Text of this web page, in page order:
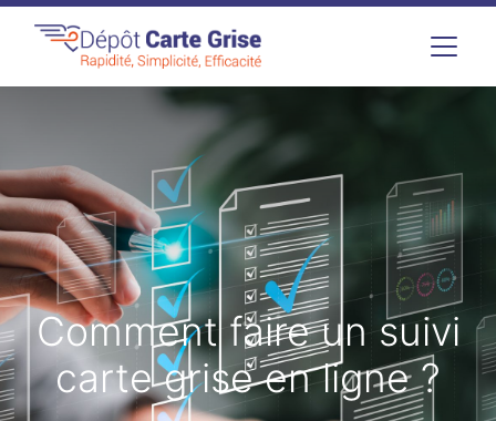
Comment faire un suivi
carte grise en ligne ?